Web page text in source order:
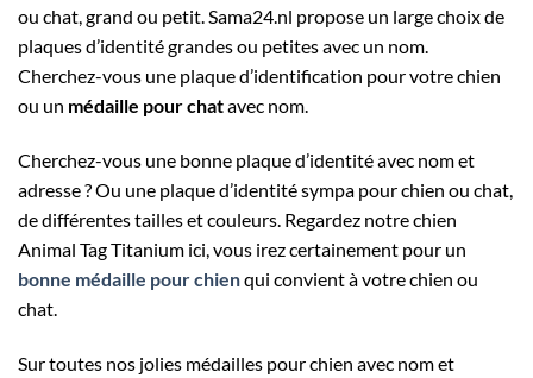
ou chat, grand ou petit. Sama24.nl propose un large choix de
plaques d’identité grandes ou petites avec un nom.
Cherchez-vous une plaque d’identification pour votre chien
ou un médaille pour chatavec nom.
Cherchez-vous une bonne plaque d’identité avec nom et
adresse ? Ou une plaque d’identité sympa pour chien ou chat,
de différentes tailles et couleurs. Regardez notre chien
Animal Tag Titanium ici, vous irez certainement pour un
bonne médaille pour chienqui convient à votre chien ou
chat.
Sur toutes nos jolies médailles pour chien avec nom et